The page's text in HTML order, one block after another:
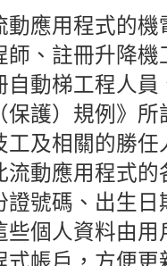
動應用程式的機
師、註冊升降
自動梯工程人員
保護）規例》所
工及相關的勝任
流動應用程式的
證號碼 、出生 日
些個人資料由用